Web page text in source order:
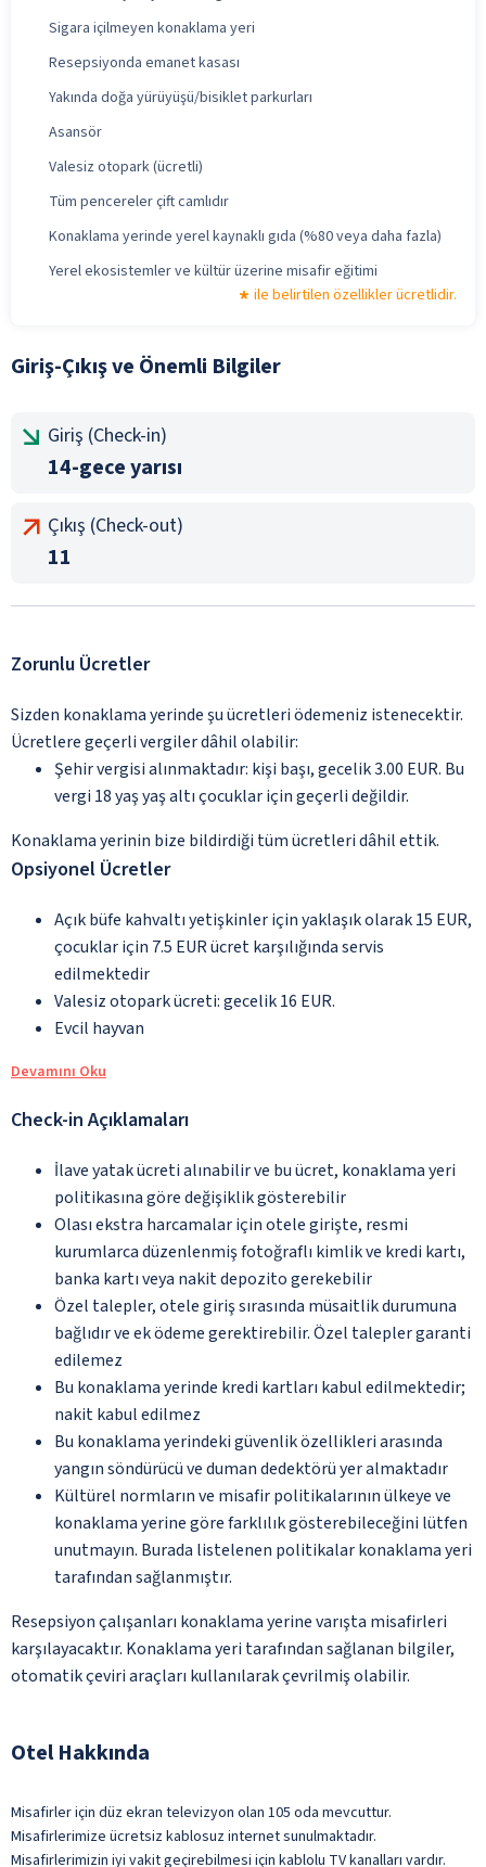
Sigara içilmeyen konaklama yeri
Resepsiyonda emanet kasası
Yakında doğa yürüyüşü/bisiklet parkurları
Asansör
Valesiz otopark (ücretli)
Tüm pencereler çift camlıdır
Konaklama yerinde yerel kaynaklı gıda (%80 veya daha fazla)
Yerel ekosistemler ve kültür üzerine misafir eğitimi
ile belirtilen özellikler ücretlidir.
Giriş-Çıkış ve Önemli Bilgiler
Giriş (Check-in)
14-gece yarısı
Çıkış (Check-out)
11
Zorunlu Ücretler
Sizden konaklama yerinde şu ücretleri ödemeniz istenecektir.
Ücretlere geçerli vergiler dâhil olabilir:
Şehir vergisi alınmaktadır: kişi başı, gecelik 3.00 EUR. Bu
vergi 18 yaş yaş altı çocuklar için geçerli değildir.
Konaklama yerinin bize bildirdiği tüm ücretleri dâhil ettik.
Opsiyonel Ücretler
Açık büfe kahvaltı yetişkinler için yaklaşık olarak 15 EUR,
çocuklar için 7.5 EUR ücret karşılığında servis
edilmektedir
Valesiz otopark ücreti: gecelik 16 EUR.
Evcil hayvan
Devamını Oku
Check-in Açıklamaları
İlave yatak ücreti alınabilir ve bu ücret, konaklama yeri
politikasına göre değişiklik gösterebilir
Olası ekstra harcamalar için otele girişte, resmi
kurumlarca düzenlenmiş fotoğraflı kimlik ve kredi kartı,
banka kartı veya nakit depozito gerekebilir
Özel talepler, otele giriş sırasında müsaitlik durumuna
bağlıdır ve ek ödeme gerektirebilir. Özel talepler garanti
edilemez
Bu konaklama yerinde kredi kartları kabul edilmektedir;
nakit kabul edilmez
Bu konaklama yerindeki güvenlik özellikleri arasında
yangın söndürücü ve duman dedektörü yer almaktadır
Kültürel normların ve misafir politikalarının ülkeye ve
konaklama yerine göre farklılık gösterebileceğini lütfen
unutmayın. Burada listelenen politikalar konaklama yeri
tarafından sağlanmıştır.
Resepsiyon çalışanları konaklama yerine varışta misafirleri
karşılayacaktır. Konaklama yeri tarafından sağlanan bilgiler,
otomatik çeviri araçları kullanılarak çevrilmiş olabilir.
Otel Hakkında
Misafirler için düz ekran televizyon olan 105 oda mevcuttur.
Misafirlerimize ücretsiz kablosuz internet sunulmaktadır.
Misafirlerimizin iyi vakit geçirebilmesi için kablolu TV kanalları vardır.